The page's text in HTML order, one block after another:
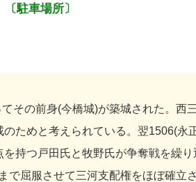
〔駐車場所〕
その前身(今橋城)が築城された。西
ためと考えられている。翌1506(永
を持つ戸田氏と牧野氏が争奪戦を繰
屈服させて三河支配権をほぼ確立